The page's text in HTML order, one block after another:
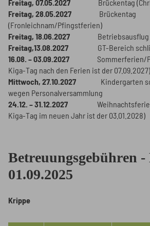
Freitag, 07.05.2027Brückentag
Freitag, 28.05.2027Brückentag
(Fronleichnam/Pfingstferien)
Freitag, 18.06.2027Betriebsausflug der
Freitag,13.08.2027
GT-Bereich
16.08. – 03.09.2027Sommerferien/
Kiga-Tag nach den Ferien ist der 07.09.2027)
Mittwoch, 27.10.2027
Kindergarten
wegen Personalversammlung
24.12. – 31.12.2027Weihnachtsferien
Kiga-Tag im neuen Jahr ist der 03.01.2028)
Betreuungsgebühren
01.09.2025
Krippe